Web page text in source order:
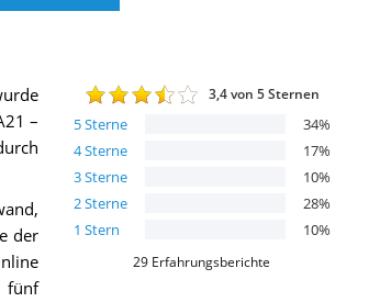
3,4von 5 Sternen
5Sterne 34%
4Sterne 17%
3Sterne 10%
2Sterne 28%
1 Stern 10%
29 Erfahrungsberichte
–
der
fünf